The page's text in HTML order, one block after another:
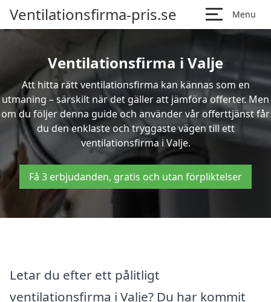
Ventilationsfirma-pris.se Menu
Ventilationsfirma i Valje
Att hitta rätt ventilationsfirma kan kännas som en
utmaning – särskilt när det gäller att jämföra offerter. Men
om du följer denna guide och använder vår offerttjänst får
du den enklaste och tryggaste vägen till ett
ventilationsfirma i Valje.
Få 3 erbjudanden, gratis och utan förpliktelser
Letar du efter ett pålitligt
ventilationsfirma i Valje? Du har kommit